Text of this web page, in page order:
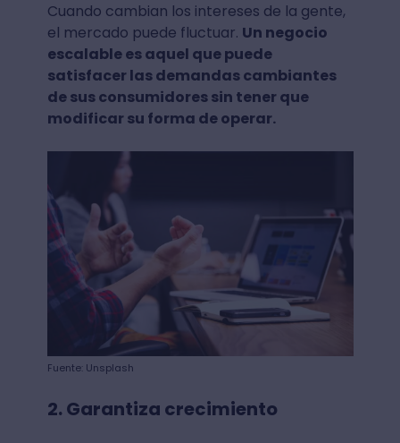
Cuando cambian los intereses de la gente,
el mercado puede fluctuar. Un negocio
escalable es aquel que puede
satisfacer las demandas cambiantes
de sus consumidores sin tener que
modificar su forma de operar.
Fuente: Unsplash
2. Garantiza crecimiento